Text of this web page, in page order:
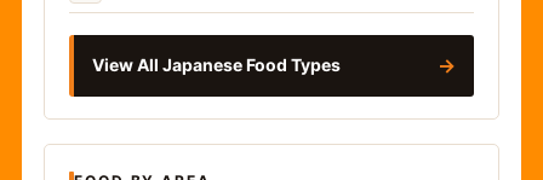
View All Japanese Food Types →